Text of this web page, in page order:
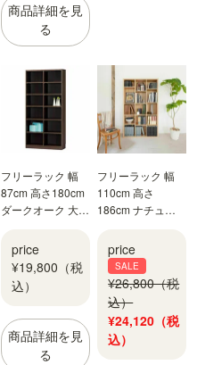
商品詳細を見
る
フリーラック 幅
87cm 高さ180cm
ダークオーク 大容
シェルフ タナリオ
TNL-1887DK
price
¥19,800（税
込）
商品詳細を見
る
フリーラック 幅
110cm 高さ
186cm ナチュラ
動 本棚 シェルフ
セパルテック
SEP-1911NA
price
SALE
¥26,800（税
込）
¥24,120（税
込）